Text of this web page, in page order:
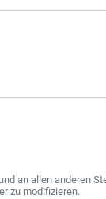
an allen anderen
zu modifizieren.